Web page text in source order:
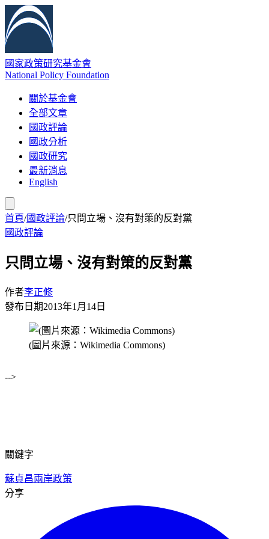
國家政策研究基金會
National Policy Foundation
關於基金會
全部文章
國政評論
國政分析
國政研究
最新消息
English
首頁/國政評論/只問立場、沒有對策的反對黨
國政評論
只問立場、沒有對策的反對黨
作者李正修
發布日期2013年1月14日
(圖片來源：Wikimedia Commons)
-->
關鍵字
蘇貞昌兩岸政策
分享